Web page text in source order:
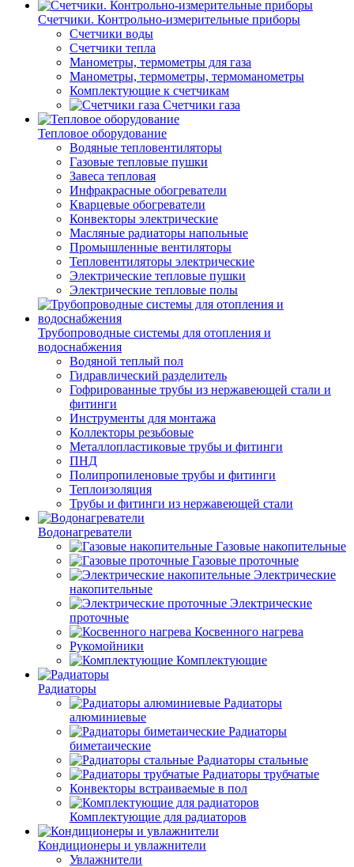
Счетчики. Контрольно-измерительные приборы
Счетчики воды
Счетчики тепла
Манометры, термометры для газа
Манометры, термометры, термоманометры
Комплектующие к счетчикам
Счетчики газа
Тепловое оборудование
Водяные тепловентиляторы
Газовые тепловые пушки
Завеса тепловая
Инфракрасные обогреватели
Кварцевые обогреватели
Конвекторы электрические
Масляные радиаторы напольные
Промышленные вентиляторы
Тепловентиляторы электрические
Электрические тепловые пушки
Электрические тепловые полы
Трубопроводные системы для отопления и
водоснабжения
Водяной теплый пол
Гидравлический разделитель
Гофрированные трубы из нержавеющей стали и
фитинги
Инструменты для монтажа
Коллекторы резьбовые
Металлопластиковые трубы и фитинги
ПНД
Полипропиленовые трубы и фитинги
Теплоизоляция
Трубы и фитинги из нержавеющей стали
Водонагреватели
Газовые накопительные
Газовые проточные
Электрические
накопительные
Электрические
проточные
Косвенного нагрева
Рукомойники
Комплектующие
Радиаторы
Радиаторы
алюминиевые
Радиаторы
биметаические
Радиаторы стальные
Радиаторы трубчатые
Конвекторы встраиваемые в пол
Комплектующие для радиаторов
Кондиционеры и увлажнители
Увлажнители